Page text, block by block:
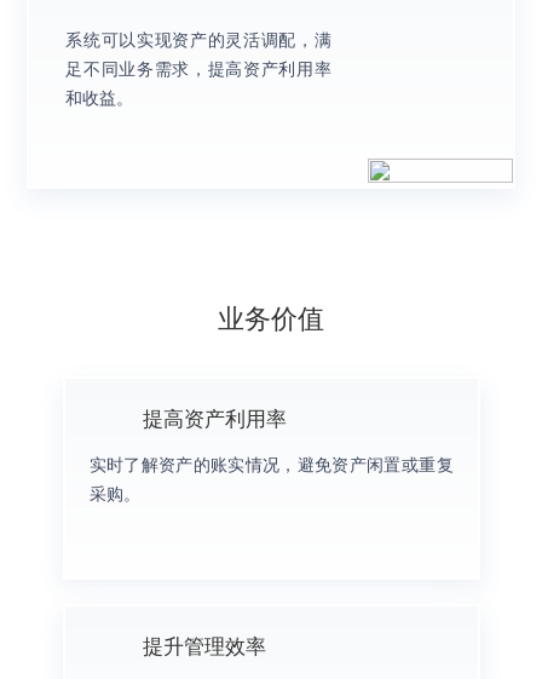
系统可以实现资产的灵活调配，满
足不同业务需求，提高资产利用率
和收益。
业务价值
提高资产利用率
实时了解资产的账实情况，避免资产闲置或重复
采购。
提升管理效率